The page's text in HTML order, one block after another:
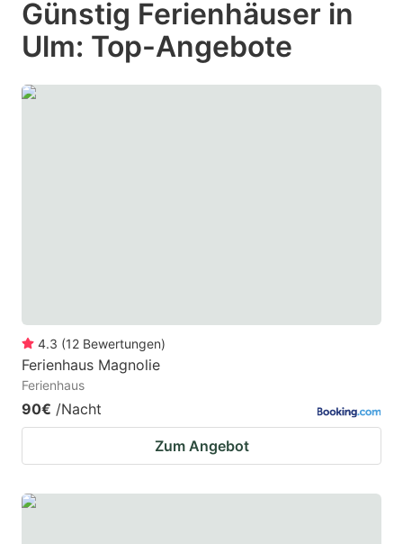
key
to
key
to
Günstig Ferienhäuser in
Ulm: Top-Angebote
4.3 (12 Bewertungen)
Ferienhaus Magnolie
Ferienhaus
90€ /Nacht
Zum Angebot